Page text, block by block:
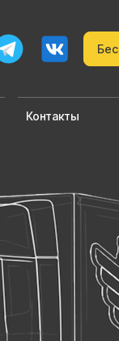
Контакты